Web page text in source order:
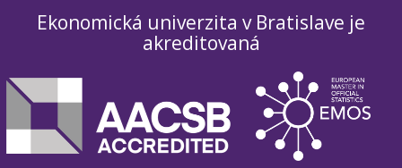
Ekonomická univerzita v Bratislave je
akreditovaná